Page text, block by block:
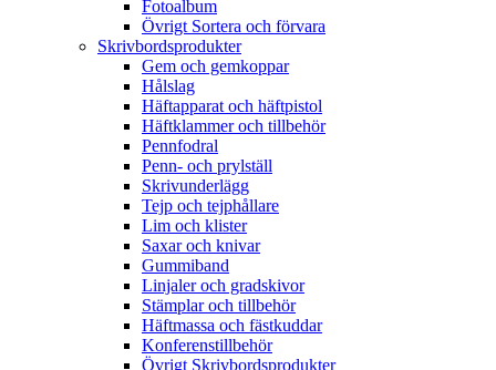
Fotoalbum
Övrigt Sortera och förvara
Skrivbordsprodukter
Gem och gemkoppar
Hålslag
Häftapparat och häftpistol
Häftklammer och tillbehör
Pennfodral
Penn- och prylställ
Skrivunderlägg
Tejp och tejphållare
Lim och klister
Saxar och knivar
Gummiband
Linjaler och gradskivor
Stämplar och tillbehör
Häftmassa och fästkuddar
Konferenstillbehör
Övrigt Skrivbordsprodukter